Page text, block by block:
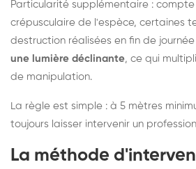
Particularité supplémentaire :
crépusculaire de l'espèce, certaines
destruction réalisées en fin de
une lumière déclinante, ce qui
de manipulation.
La règle est simple : à 5 mètres
toujours laisser intervenir un
La méthode